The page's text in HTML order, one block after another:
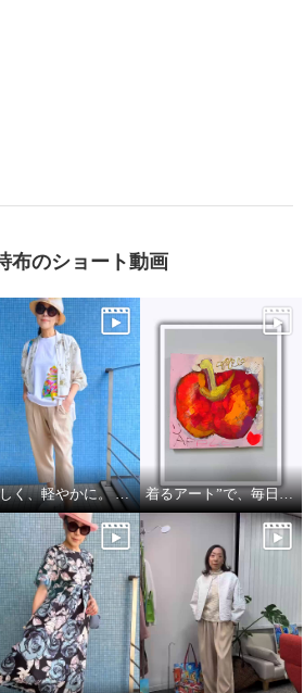
布のショート動画
涼しく、軽やかに。 それでいて、きちんと美しい。 着るアート”で、毎日をもっと自由に🍎🍏